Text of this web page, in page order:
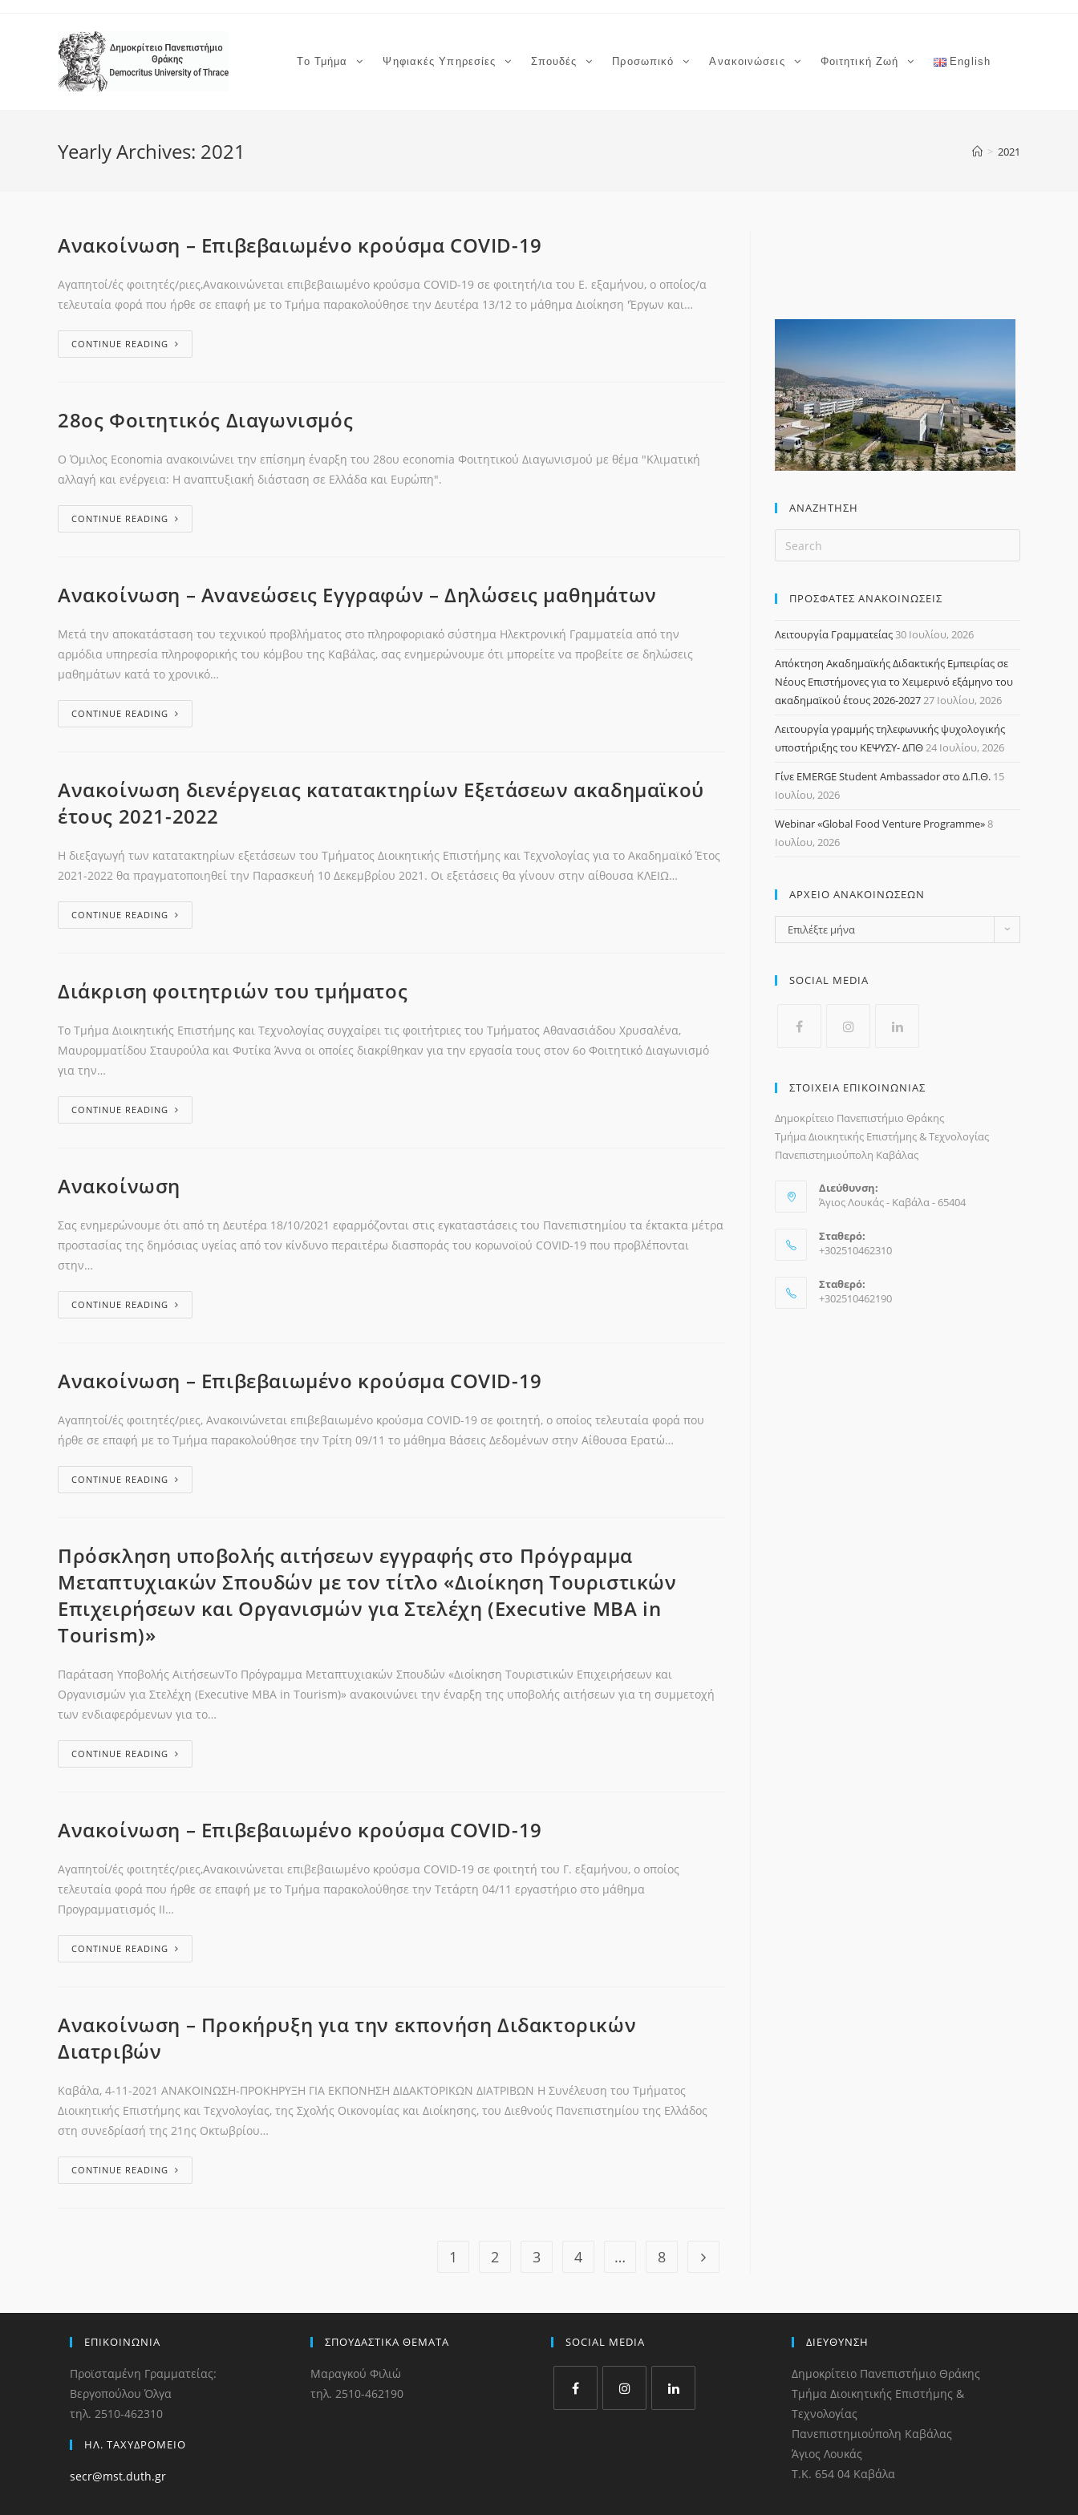
Το Τμήμα Ψηφιακές Υπηρεσίες Σπουδές Προσωπικό Ανακοινώσεις Φοιτητική Ζωή English
Yearly Archives: 2021 > 2021
Ανακοίνωση – Επιβεβαιωμένο κρούσμα COVID-19
Αγαπητοί/ές φοιτητές/ριες,Ανακοινώνεται επιβεβαιωμένο κρούσμα COVID-19 σε φοιτητή/ια του Ε. εξαμήνου, ο οποίος/α
τελευταία φορά που ήρθε σε επαφή με το Τμήμα παρακολούθησε την Δευτέρα 13/12 το μάθημα Διοίκηση 'Έργων και…
CONTINUE READING
28ος Φοιτητικός Διαγωνισμός
Ο Όμιλος Economia ανακοινώνει την επίσημη έναρξη του 28ου economia Φοιτητικού Διαγωνισμού με θέμα "Κλιματική
αλλαγή και ενέργεια: Η αναπτυξιακή διάσταση σε Ελλάδα και Ευρώπη".
CONTINUE READING
Ανακοίνωση – Ανανεώσεις Εγγραφών – Δηλώσεις μαθημάτων
Μετά την αποκατάσταση του τεχνικού προβλήματος στο πληροφοριακό σύστημα Ηλεκτρονική Γραμματεία από την
αρμόδια υπηρεσία πληροφορικής του κόμβου της Καβάλας, σας ενημερώνουμε ότι μπορείτε να προβείτε σε δηλώσεις
μαθημάτων κατά το χρονικό…
CONTINUE READING
Ανακοίνωση διενέργειας κατατακτηρίων Εξετάσεων ακαδημαϊκού
έτους 2021-2022
Η διεξαγωγή των κατατακτηρίων εξετάσεων του Τμήματος Διοικητικής Επιστήμης και Τεχνολογίας για το Ακαδημαϊκό Έτος
2021-2022 θα πραγματοποιηθεί την Παρασκευή 10 Δεκεμβρίου 2021. Οι εξετάσεις θα γίνουν στην αίθουσα ΚΛΕΙΩ…
CONTINUE READING
Διάκριση φοιτητριών του τμήματος
Το Τμήμα Διοικητικής Επιστήμης και Τεχνολογίας συγχαίρει τις φοιτήτριες του Τμήματος Αθανασιάδου Χρυσαλένα,
Μαυρομματίδου Σταυρούλα και Φυτίκα Άννα οι οποίες διακρίθηκαν για την εργασία τους στον 6ο Φοιτητικό Διαγωνισμό
για την…
CONTINUE READING
Ανακοίνωση
Σας ενημερώνουμε ότι από τη Δευτέρα 18/10/2021 εφαρμόζονται στις εγκαταστάσεις του Πανεπιστημίου τα έκτακτα μέτρα
προστασίας της δημόσιας υγείας από τον κίνδυνο περαιτέρω διασποράς του κορωνοϊού COVID-19 που προβλέπονται
στην…
CONTINUE READING
Ανακοίνωση – Επιβεβαιωμένο κρούσμα COVID-19
Αγαπητοί/ές φοιτητές/ριες, Ανακοινώνεται επιβεβαιωμένο κρούσμα COVID-19 σε φοιτητή, ο οποίος τελευταία φορά που
ήρθε σε επαφή με το Τμήμα παρακολούθησε την Τρίτη 09/11 το μάθημα Βάσεις Δεδομένων στην Αίθουσα Ερατώ…
CONTINUE READING
Πρόσκληση υποβολής αιτήσεων εγγραφής στο Πρόγραμμα
Μεταπτυχιακών Σπουδών με τον τίτλο «Διοίκηση Τουριστικών
Επιχειρήσεων και Οργανισμών για Στελέχη (Executive MBA in
Tourism)»
Παράταση Υποβολής ΑιτήσεωνΤο Πρόγραμμα Μεταπτυχιακών Σπουδών «Διοίκηση Τουριστικών Επιχειρήσεων και
Οργανισμών για Στελέχη (Executive MBA in Tourism)» ανακοινώνει την έναρξη της υποβολής αιτήσεων για τη συμμετοχή
των ενδιαφερόμενων για το…
CONTINUE READING
Ανακοίνωση – Επιβεβαιωμένο κρούσμα COVID-19
Αγαπητοί/ές φοιτητές/ριες,Ανακοινώνεται επιβεβαιωμένο κρούσμα COVID-19 σε φοιτητή του Γ. εξαμήνου, ο οποίος
τελευταία φορά που ήρθε σε επαφή με το Τμήμα παρακολούθησε την Τετάρτη 04/11 εργαστήριο στο μάθημα
Προγραμματισμός ΙΙ…
CONTINUE READING
Ανακοίνωση – Προκήρυξη για την εκπονήση Διδακτορικών
Διατριβών
Καβάλα, 4-11-2021 ΑΝΑΚΟΙΝΩΣΗ-ΠΡΟΚΗΡΥΞΗ ΓΙΑ ΕΚΠΟΝΗΣΗ ΔΙΔΑΚΤΟΡΙΚΩΝ ΔΙΑΤΡΙΒΩΝ Η Συνέλευση του Τμήματος
Διοικητικής Επιστήμης και Τεχνολογίας, της Σχολής Οικονομίας και Διοίκησης, του Διεθνούς Πανεπιστημίου της Ελλάδος
στη συνεδρίασή της 21ης Οκτωβρίου…
CONTINUE READING
1 2 3 4 … 8
ΑΝΑΖΉΤΗΣΗ
ΠΡΟΣΦΑΤΕΣ ΑΝΑΚΟΙΝΩΣΕΙΣ
Λειτουργία Γραμματείας30 Ιουλίου, 2026
Απόκτηση Ακαδημαϊκής Διδακτικής Εμπειρίας σε
Νέους Επιστήμονες για το Χειμερινό εξάμηνο του
ακαδημαϊκού έτους 2026-202727 Ιουλίου, 2026
Λειτουργία γραμμής τηλεφωνικής ψυχολογικής
υποστήριξης του ΚΕΨΥΣΥ- ΔΠΘ24 Ιουλίου, 2026
Γίνε EMERGE Student Ambassador στο Δ.Π.Θ. 15
Ιουλίου, 2026
Webinar «Global Food Venture Programme»8
Ιουλίου, 2026
ΑΡΧΕΙΟ ΑΝΑΚΟΙΝΩΣΕΩΝ
Αρχειο
Ανακοινωσεων
Επιλέξτε μήνα
SOCIAL MEDIA
ΣΤΟΙΧΕΙΑ ΕΠΙΚΟΙΝΩΝΙΑΣ
Δημοκρίτειο Πανεπιστήμιο Θράκης
Τμήμα Διοικητικής Επιστήμης & Τεχνολογίας
Πανεπιστημιούπολη Καβάλας
Διεύθυνση:
Άγιος Λουκάς - Καβάλα - 65404
Σταθερό:
+302510462310
Σταθερό:
+302510462190
ΕΠΙΚΟΙΝΩΝΙΑ
Προϊσταμένη Γραμματείας:
Βεργοπούλου Όλγα
τηλ. 2510-462310
ΗΛ. ΤΑΧΥΔΡΟΜΕΙΟ
secr@mst.duth.gr
ΣΠΟΥΔΑΣΤΙΚΑ ΘΕΜΑΤΑ
Μαραγκού Φιλιώ
τηλ. 2510-462190
SOCIAL MEDIA ΔΙΕΥΘΥΝΣΗ
Δημοκρίτειο Πανεπιστήμιο Θράκης
Τμήμα Διοικητικής Επιστήμης &
Τεχνολογίας
Πανεπιστημιούπολη Καβάλας
Άγιος Λουκάς
Τ.Κ. 654 04 Καβάλα